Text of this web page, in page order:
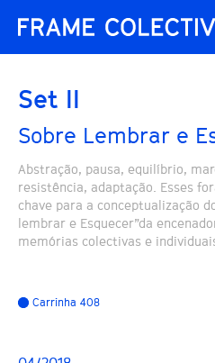
Set II
Sobre Lembrar e
Abstração, pausa, equilíbrio,
resistência, adaptação. Esses
chave para a conceptualização
lembrar e Esquecer”da
memórias colectivas e
Carrinha 408